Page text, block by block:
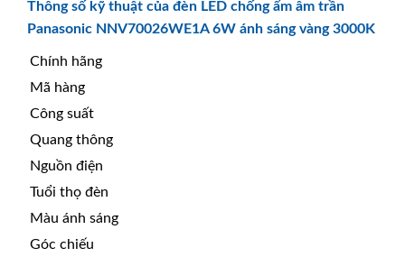
Thông số kỹ thuật của đèn LED chống ẩm âm trần
Panasonic NNV70026WE1A 6W ánh sáng vàng 3000K
Chính hãng
Mã hàng
Công suất
Quang thông
Nguồn điện
Tuổi thọ đèn
Màu ánh sáng
Góc chiếu